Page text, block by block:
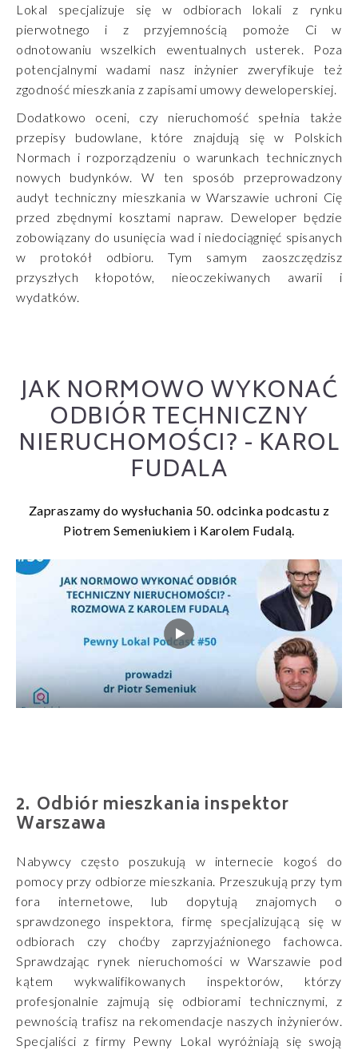
Lokal specjalizuje się w odbiorach lokali z rynku
pierwotnego i z przyjemnością pomoże Ci w
odnotowaniu wszelkich ewentualnych usterek. Poza
potencjalnymi wadami nasz inżynier zweryfikuje też
zgodność mieszkania z zapisami umowy deweloperskiej.
Dodatkowo oceni, czy nieruchomość spełnia także
przepisy budowlane, które znajdują się w Polskich
Normach i rozporządzeniu o warunkach technicznych
nowych budynków. W ten sposób przeprowadzony
audyt techniczny mieszkania w Warszawie uchroni Cię
przed zbędnymi kosztami napraw. Deweloper będzie
zobowiązany do usunięcia wad i niedociągnięć spisanych
w protokół odbioru. Tym samym zaoszczędzisz
przyszłych kłopotów, nieoczekiwanych awarii i
wydatków.
JAK NORMOWO WYKONAĆ
ODBIÓR TECHNICZNY
NIERUCHOMOŚCI? - KAROL
FUDALA
Zapraszamy do wysłuchania 50. odcinka podcastu z
Piotrem Semeniukiem i Karolem Fudalą.
Odbiór mieszkania inspektor
Warszawa
Nabywcy często poszukują w internecie kogoś do
pomocy przy odbiorze mieszkania. Przeszukują przy tym
fora internetowe, lub dopytują znajomych o
sprawdzonego inspektora, firmę specjalizującą się w
odbiorach czy choćby zaprzyjaźnionego fachowca.
Sprawdzając rynek nieruchomości w Warszawie pod
kątem wykwalifikowanych inspektorów, którzy
profesjonalnie zajmują się odbiorami technicznymi, z
pewnością trafisz na rekomendacje naszych inżynierów.
Specjaliści z firmy Pewny Lokal wyróżniają się swoją